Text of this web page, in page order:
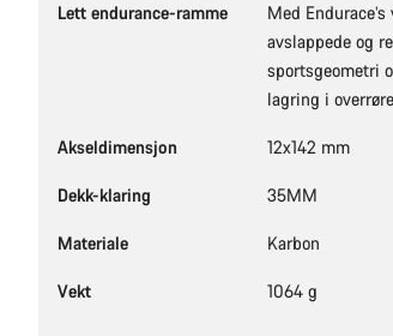
Lett endurance-ramme
Med
avslappede og
sportsgeometri
lagring i
Akseldimensjon 12x142 mm
Dekk-klaring 35MM
Materiale Karbon
Vekt 1064 g